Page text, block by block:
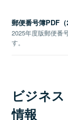
郵便番号簿PDF（
2025年度版郵便番
す。
ビジネ
情報